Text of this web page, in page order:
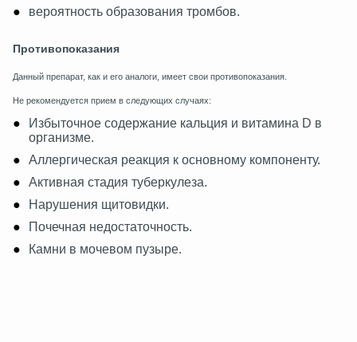
вероятность образования тромбов.
Противопоказания
Данный препарат, как и его аналоги, имеет свои противопоказания.
Не рекомендуется прием в следующих случаях:
Избыточное содержание кальция и витамина D в
организме.
Аллергическая реакция к основному компоненту.
Активная стадия туберкулеза.
Нарушения щитовидки.
Почечная недостаточность.
Камни в мочевом пузыре.